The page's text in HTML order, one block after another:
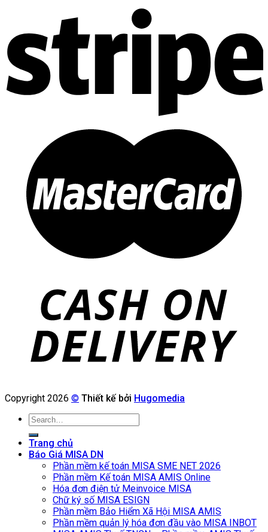
Copyright 2026 © Thiết kế bởi Hugomedia
Search
for:
Trang chủ
Báo Giá MISA DN
Phần mềm kế toán MISA SME NET 2026
Phần mềm Kế toán MISA AMIS Online
Hóa đơn điện tử Meinvoice MISA
Chữ ký số MISA ESIGN
Phần mềm Bảo Hiểm Xã Hội MISA AMIS
Phần mềm quản lý hóa đơn đầu vào MISA INBOT